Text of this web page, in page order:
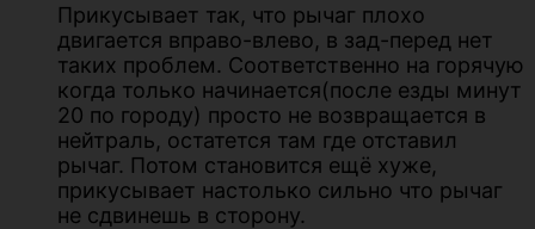
Прикусывает так, что рычаг плохо
двигается вправо-влево, в зад-перед нет
таких проблем. Соответственно на горячую
когда только начинается(после езды минут
20 по городу) просто не возвращается в
нейтраль, остатется там где отставил
рычаг. Потом становится ещё хуже,
прикусывает настолько сильно что рычаг
не сдвинешь в сторону.